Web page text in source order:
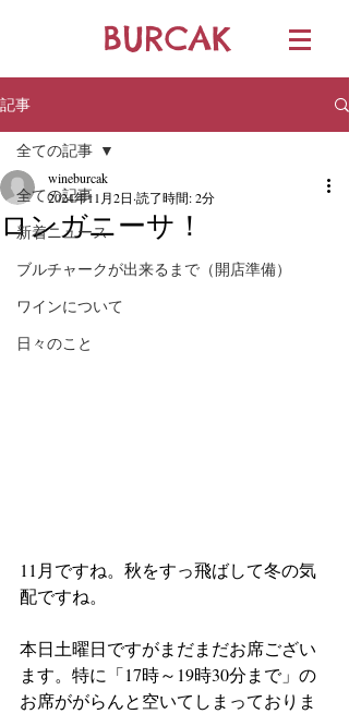
BURCAK
記事
全ての記事
新着ニュース
ブルチャークが出来るまで（開店準備）
ワインについて
日々のこと
全ての記事
ロンガニーサ！
wineburcak
2024年11月2日 読了時間: 2分
11月ですね。秋をすっ飛ばして冬の気
配ですね。
本日土曜日ですがまだまだお席ござい
ます。特に「17時～19時30分まで」の
お席ががらんと空いてしまっておりま